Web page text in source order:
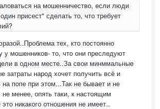
на мошенничество, если люди
присест" сделать то, что требует
тех, кто постоянно
у мошенников- то, что они преследуют
в одном месте..За свои минммальные
затраты народ хочет получить всё и
на попе при этом...Так не бывает и не
менее, опять таки, к настоящим
никакого отношения не имеет..